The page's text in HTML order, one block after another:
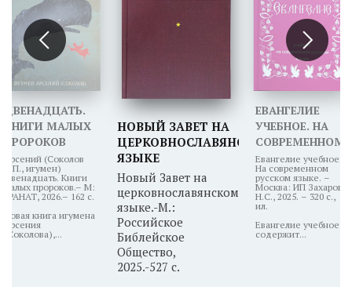
ДВЕНАДЦАТЬ.
КНИГИ МАЛЫХ
ПРОРОКОВ
Арсений (Соколов
А.П., игумен)
Двенадцать. Книги
малых пророков.– М:
ГРАНАТ, 2026.– 162 с.
Новая книга игумена
Арсения
(Соколова),...
НОВЫЙ ЗАВЕТ НА
ЦЕРКОВНОСЛАВЯНСКОМ
ЯЗЫКЕ
Новый Завет на
церковнославянском
языке.-М.:
Российское
Библейское
Общество,
2025.-527 с.
ЕВАНГЕЛИЕ
УЧЕБНОЕ. НА
СОВРЕМЕННОМ
РУССКОМ
ЯЗЫКЕ
Евангелие учебное.
На современном
русском языке. –
Москва: ИП Захаров
Н.С., 2025. – 320 с.,
ил.
Евангелие учебное
содержит...